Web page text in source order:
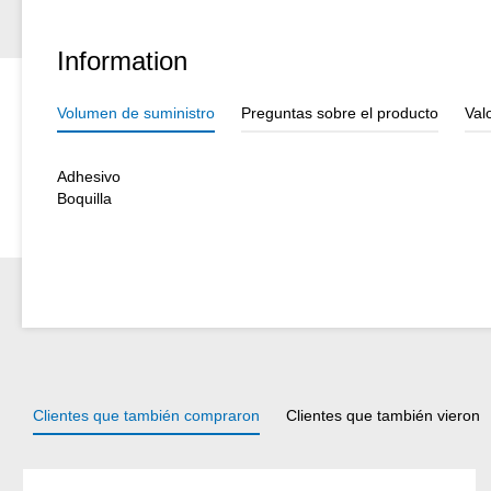
Information
Volumen de suministro Preguntas sobre el producto
Adhesivo
Boquilla
Clientes que también compraron Clientes que también vieron